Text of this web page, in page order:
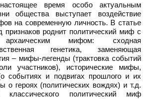
время особо актуальным
общества выступает воздействие
на современную личность. В статье
признаков роднит политический миф с
архаическим мифом: сходная
генетика, заменяющая
– мифы-легенды (трактовка событий
участников), исторические мифы,
событиях и подвигах прошлого и их
о героях (политических вождях) и т.д.
политический миф